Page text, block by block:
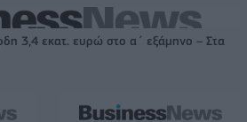
3,4 εκατ. ευρώ στο α΄ εξάμηνο – Στα